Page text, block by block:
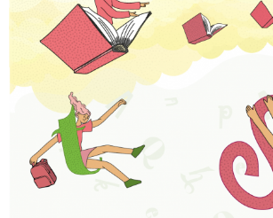
Peruana